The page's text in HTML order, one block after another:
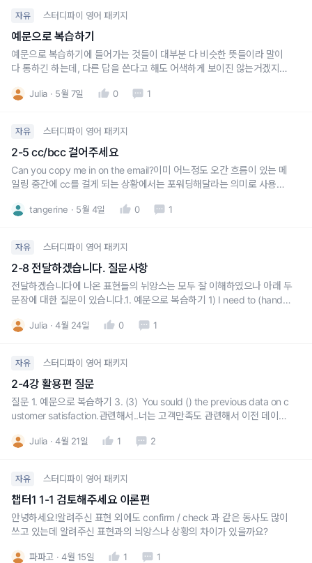
자유 스터디파이 영어 패키지
예문으로 복습하기
예문으로 복습하기에 들어가는 것들이 대부분 다 비슷한 뜻들이라 말이
다 통하긴 하는데, 다른 답을 쓴다고 해도 어색하게 보이진 않는거겠지요?
서도 동일합니다.다들 의미가 비슷하다보니 그저 뉘앙스차이인거 같은데,
Julia 5월 7일 0 1
자유 스터디파이 영어 패키지
2-5 cc/bcc 걸어주세요
Can you copy me in on the email?이미 어느정도 오간 흐름이 있는 메
일링 중간에 cc를 걸게 되는 상황에서는 포워딩해달라는 의미로 사용할
tangerine 5월 4일 0 1
자유 스터디파이 영어 패키지
2-8 전달하겠습니다. 질문사항
전달하겠습니다에 나온 표현들의 뉘앙스는 모두 잘 이해하였으나 아래 두
문장에 대한 질문이 있습니다.1. 예문으로 복습하기 1) I need to (hand o
She asked me to (deliver) our welcome package
Julia 4월 24일 0 1
자유 스터디파이 영어 패키지
2-4강 활용편 질문
질문 1. 예문으로 복습하기 3. (3) You sould () the previous data on c
ustomer satisfaction.관련해서..너는 고객만족도 관련해서 이전 데이터
as reference 사이에서 뉘앙스 차이를 잘 모르겠어서요.이 괄호에는 us
Julia 4월 21일 1 2
자유 스터디파이 영어 패키지
챕터1 1-1 검토해주세요 이론편
안녕하세요!알려주신 표현 외에도 confirm / check 과 같은 동사도 많이
쓰고 있는데 알려주신 표현과의 늬앙스나 상황의 차이가 있을까요?
파파고 4월 15일 1 1